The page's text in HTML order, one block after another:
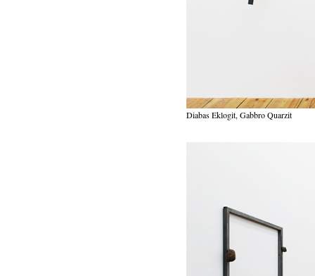
Diabas Eklogit, Gabbro Quarzit